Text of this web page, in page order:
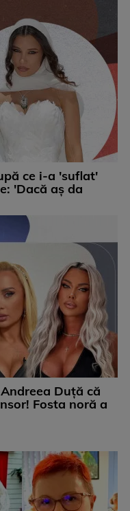
ce i-a 'suflat'
'Dacă aș da
Duță că
Fosta noră a